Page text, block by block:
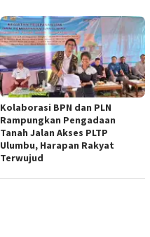
Kolaborasi BPN dan PLN
Rampungkan Pengadaan
Tanah Jalan Akses PLTP
Ulumbu, Harapan Rakyat
Terwujud